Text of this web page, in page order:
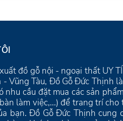
LV741
-6% 1.800.000
2.200.000đ